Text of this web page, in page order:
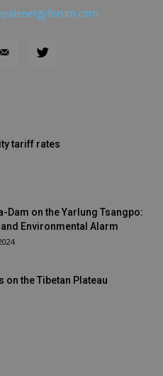
tariff rates
Dam on the Yarlung Tsangpo:
Environmental Alarm
on the Tibetan Plateau